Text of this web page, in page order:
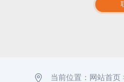
当前位置： 网站首页